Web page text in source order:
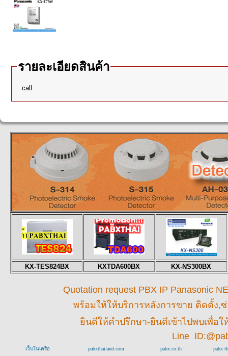
รายละเอียดสินค้า
call
KX-TES824BX KXTDA600BX KX-NS300BX
Quotation request PBX IP Panasonic
พร้อมให้ให้บริการหลังการขาย ติดตั้ง
ยินดีให้คำปรึกษา-ยินดีเข้าไปพบเพื่อใ
Line
เว็บในเครือ pabxthailand.com pabx.co.th pabx